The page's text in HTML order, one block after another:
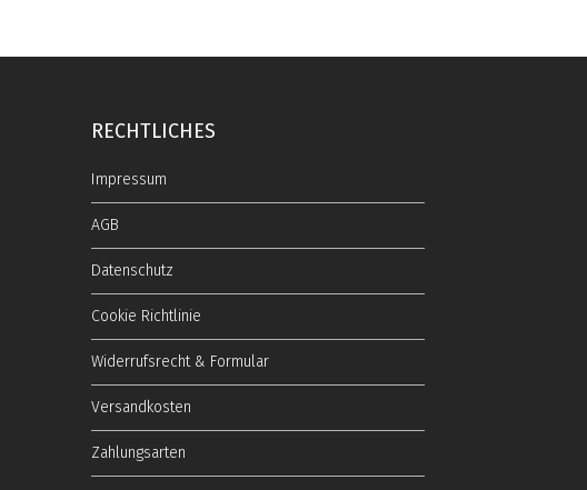
RECHTLICHES
Impressum
AGB
Datenschutz
Cookie Richtlinie
Widerrufsrecht & Formular
Versandkosten
Zahlungsarten